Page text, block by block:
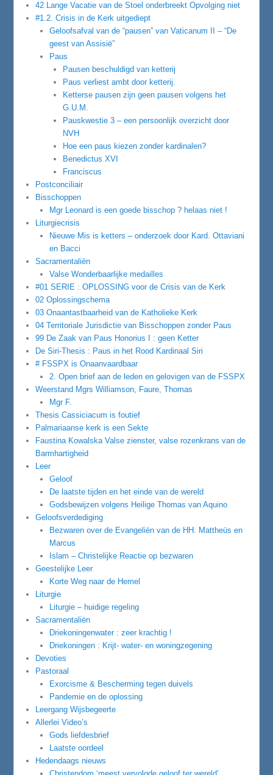
42 Lange Vacatie van de Stoel onderbreekt Opvolging niet
#1.2. Crisis in de Kerk uitgediept
Geloofsafval van de “pausen” van Vaticanum II – “De
geest van Assisië”
Paus
Pausen beschuldigd van ketterij
Paus verliest ambt door ketterij.
Ketterse pausen zijn geen pausen volgens het
G.U.M.
Pauskwestie 3 – een persoonlijk overzicht door
NVH
Hoe een paus kiezen zonder kardinalen?
Benedictus XVI
Franciscus
Postconciliair
Bisschoppen
Mgr Leonard is een goede bisschop ? helaas niet !
Liturgiecrisis
Nieuwe Mis is ketters – onderzoek door Kard. Ottaviani
en Bacci
Sacramentaliën
Valse Wonderbaarlijke medailles
#01 SERIE : OPLOSSING voor de Crisis van de Kerk
02 Oplossingschema
03 Onaantastbaarheid van de Katholieke Kerk
04 Territoriale Jurisdictie van Bisschoppen zonder Paus
99 De Zaak van Paus Honorius I : geen Ketter
De Siri-Thesis : Paus in het Rood Kardinaal Siri
# FSSPX is Onaanvaardbaar
2. Open brief aan de leden en gelovigen van de FSSPX
Weerstand Mgrs Williamson, Faure, Thomas
Mgr F.
Thesis Cassiciacum is foutief
Palmariaanse kerk is een Sekte
Faustina Kowalska Valse zienster, valse rozenkrans van de
Barmhartigheid
Leer
Geloof
De laatste tijden en het einde van de wereld
Godsbewijzen volgens Heilige Thomas van Aquino
Geloofsverdediging
Bezwaren over de Evangeliën van de HH. Mattheüs en
Marcus
Islam – Christelijke Reactie op bezwaren
Geestelijke Leer
Korte Weg naar de Hemel
Liturgie
Liturgie – huidige regeling
Sacramentaliën
Driekoningenwater : zeer krachtig !
Driekoningen : Krijt- water- en woningzegening
Devoties
Pastoraal
Exorcisme & Bescherming tegen duivels
Pandemie en de oplossing
Leergang Wijsbegeerte
Allerlei Video’s
Gods liefdesbrief
Laatste oordeel
Hedendaags nieuws